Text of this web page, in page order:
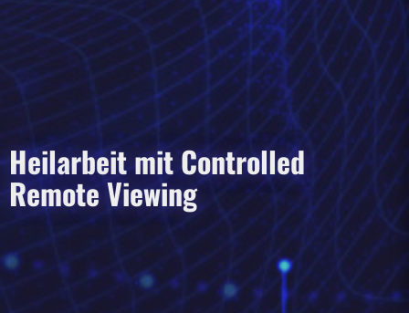
Heilarbeit mit Controlled
Remote Viewing